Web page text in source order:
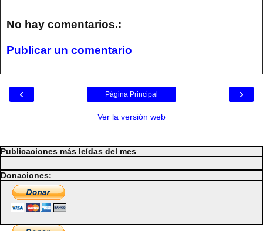
No hay comentarios.:
Publicar un comentario
‹ ›
Página Principal
Ver la versión web
Publicaciones más leídas del mes
Donaciones: